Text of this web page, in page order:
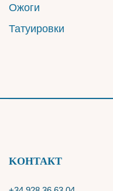
Oжоги
Татуировки
KОНТАКТ